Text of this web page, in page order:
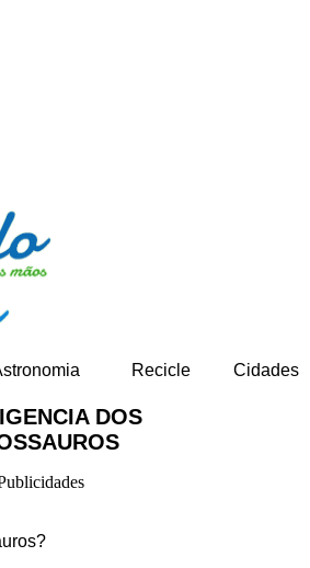
Recicle Cidades
DOS